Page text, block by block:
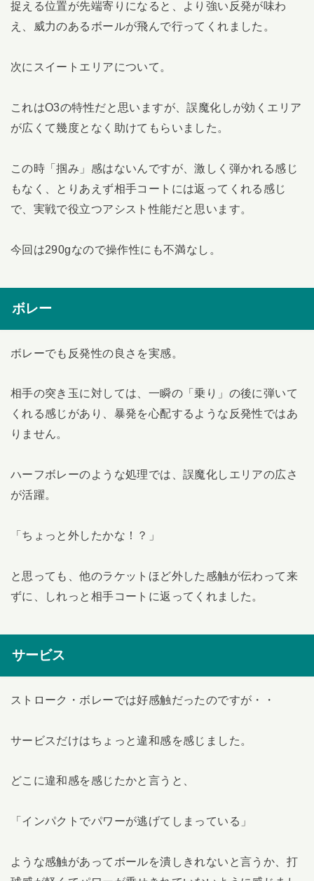
捉える位置が先端寄りになると、より強い反発が味わ
え、威力のあるボールが飛んで行ってくれました。
次にスイートエリアについて。
これはO3の特性だと思いますが、誤魔化しが効くエリア
が広くて幾度となく助けてもらいました。
この時「掴み」感はないんですが、激しく弾かれる感じ
もなく、とりあえず相手コートには返ってくれる感じ
で、実戦で役立つアシスト性能だと思います。
今回は290gなので操作性にも不満なし。
ボレー
ボレーでも反発性の良さを実感。
相手の突き玉に対しては、一瞬の「乗り」の後に弾いて
くれる感じがあり、暴発を心配するような反発性ではあ
りません。
ハーフボレーのような処理では、誤魔化しエリアの広さ
が活躍。
「ちょっと外したかな！？」
と思っても、他のラケットほど外した感触が伝わって来
ずに、しれっと相手コートに返ってくれました。
サービス
ストローク・ボレーでは好感触だったのですが・・
サービスだけはちょっと違和感を感じました。
どこに違和感を感じたかと言うと、
「インパクトでパワーが逃げてしまっている」
ような感触があってボールを潰しきれないと言うか、打